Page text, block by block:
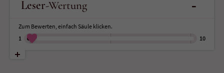
Leser-Wertung -
Zum Bewerten, einfach Säule klicken.
1
10
Name tx_pwcomments_ahash